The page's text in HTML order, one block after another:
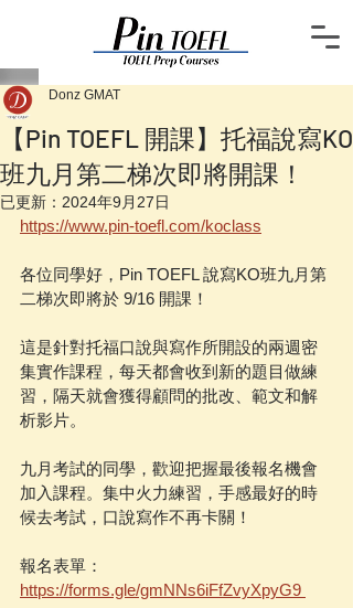
【Pin TOEFL 開課】托福說寫KO
班九月第二梯次即將開課！
Donz GMAT
已更新： 2024年9月27日
https://www.pin-toefl.com/koclass
各位同學好，Pin TOEFL 說寫KO班九月第
二梯次即將於 9/16 開課！
這是針對托福口說與寫作所開設的兩週密
集實作課程，每天都會收到新的題目做練
習，隔天就會獲得顧問的批改、範文和解
析影片。
九月考試的同學，歡迎把握最後報名機會
加入課程。集中火力練習，手感最好的時
候去考試，口說寫作不再卡關！
報名表單：
https://forms.gle/gmNNs6iFfZvyXpyG9